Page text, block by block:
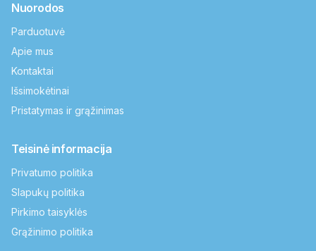
Nuorodos
Parduotuvė
Apie mus
Kontaktai
Išsimokėtinai
Pristatymas ir grąžinimas
Teisinė informacija
Privatumo politika
Slapukų politika
Pirkimo taisyklės
Grąžinimo politika